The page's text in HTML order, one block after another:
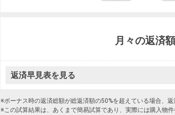
月々の返済
返済早見表を見る
※ボーナス時の返済総額が総返済額の50%を超えている場合、
※この試算結果は、あくまで簡易試算であり、実際には購入物